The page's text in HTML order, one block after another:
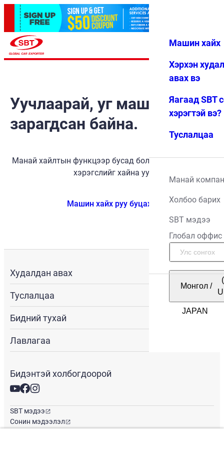
Дуртай Цэс
Машин хайх
Хэрхэн
авах вэ
Яагаад SBT
хэрэгтэй вэ?
Туслалцаа
Манай
Холбоо барих
SBT мэдээ
Глобал оффис
Монгол /
Уучлаарай, уг машин
зарагдсан байна.
Манай хайлтын функцээр бусад боломжит тээврийн
хэрэгслийг хайна уу.
Машин хайх руу буцах
Худалдан авах
Туслалцаа
Бидний тухай
Лавлагаа
Бидэнтэй холбогдоорой
SBT мэдээ
Сонин мэдээлэл